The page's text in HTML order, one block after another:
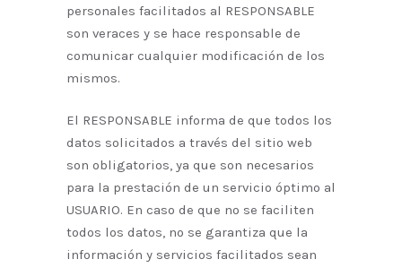
personales facilitados al RESPONSABLE
son veraces y se hace responsable de
comunicar cualquier modificación de los
mismos.
El RESPONSABLE informa de que todos los
datos solicitados a través del sitio web
son obligatorios, ya que son necesarios
para la prestación de un servicio óptimo al
USUARIO. En caso de que no se faciliten
todos los datos, no se garantiza que la
información y servicios facilitados sean